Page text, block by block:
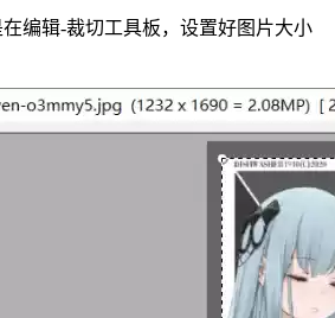
编辑-裁切工具板，设置好图片大小